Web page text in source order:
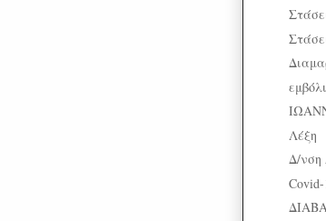
Λέξη
Δ/νση